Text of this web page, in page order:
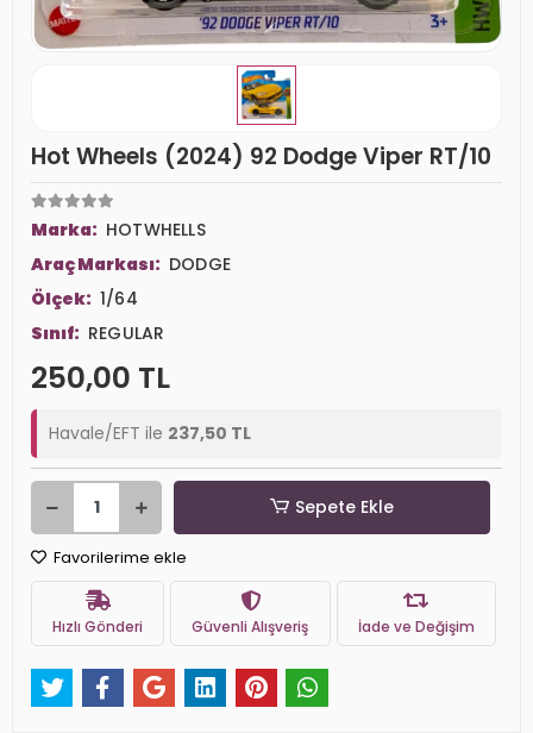
Hot Wheels (2024) 92 Dodge Viper RT/10
Marka: HOTWHELLS
Araç Markası: DODGE
Ölçek: 1/64
Sınıf: REGULAR
250,00 TL
Havale/EFT ile 237,50 TL
Sepete Ekle
Favorilerime ekle
Hızlı Gönderi Güvenli Alışveriş İade ve Değişim